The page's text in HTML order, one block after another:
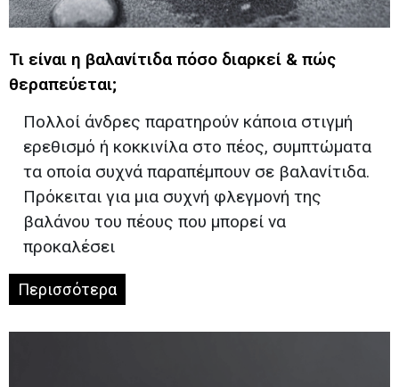
Τι είναι η βαλανίτιδα πόσο διαρκεί & πώς
θεραπεύεται;
Πολλοί άνδρες παρατηρούν κάποια στιγμή
ερεθισμό ή κοκκινίλα στο πέος, συμπτώματα
τα οποία συχνά παραπέμπουν σε βαλανίτιδα.
Πρόκειται για μια συχνή φλεγμονή της
βαλάνου του πέους που μπορεί να
προκαλέσει
Περισσότερα